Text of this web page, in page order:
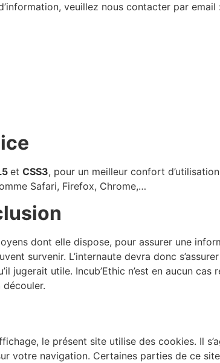
veuillez nous contacter par email :
et CSS3, pour un meilleur confort
Safari, Firefox, Chrome,…
dont elle dispose, pour assurer une
survenir. L’internaute devra donc
jugerait utile. Incub’Ethic n’est en aucun
le présent site utilise des cookies. Il
votre navigation. Certaines parties de ce